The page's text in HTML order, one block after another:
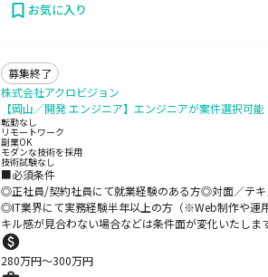
お気に入り
募集終了
株式会社アクロビジョン
【岡山／開発 エンジニア】エンジニアが案件選択可
転勤なし
リモートワーク
副業OK
モダンな技術を採用
技術試験なし
■必須条件
◎正社員/契約社員にて就業経験のある方◎対面／テ
◎IT業界にて実務経験半年以上の方（※Web制作や運
キル感が見合わない場合などは条件面が変化いたしま
280万円〜300万円